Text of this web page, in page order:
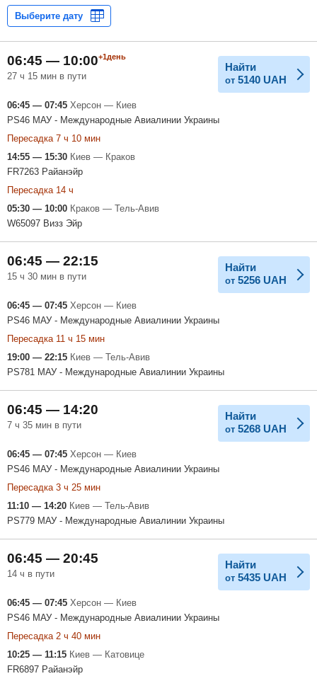
06:45 — 10:00+1день
27 ч 15 мин в пути
Найти
от 5140 UAH
06:45 — 07:45 Херсон — Киев
PS46 МАУ - Международные Авиалинии Украины
Пересадка 7 ч 10 мин
14:55 — 15:30 Киев — Краков
FR7263 Райанэйр
Пересадка 14 ч
05:30 — 10:00 Краков — Тель-Авив
W65097 Визз Эйр
06:45 — 22:15
15 ч 30 мин в пути
Найти
от 5256 UAH
06:45 — 07:45 Херсон — Киев
PS46 МАУ - Международные Авиалинии Украины
Пересадка 11 ч 15 мин
19:00 — 22:15 Киев — Тель-Авив
PS781 МАУ - Международные Авиалинии Украины
06:45 — 14:20
7 ч 35 мин в пути
Найти
от 5268 UAH
06:45 — 07:45 Херсон — Киев
PS46 МАУ - Международные Авиалинии Украины
Пересадка 3 ч 25 мин
11:10 — 14:20 Киев — Тель-Авив
PS779 МАУ - Международные Авиалинии Украины
06:45 — 20:45
14 ч в пути
Найти
от 5435 UAH
06:45 — 07:45 Херсон — Киев
PS46 МАУ - Международные Авиалинии Украины
Пересадка 2 ч 40 мин
10:25 — 11:15 Киев — Катовице
FR6897 Райанэйр